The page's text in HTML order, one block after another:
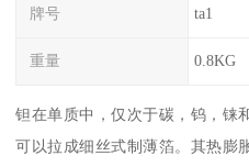
牌号 ta1
重量 0.8KG
钽在单质中，仅次于碳，钨，铼
可以拉成细丝式制薄箔。其热膨